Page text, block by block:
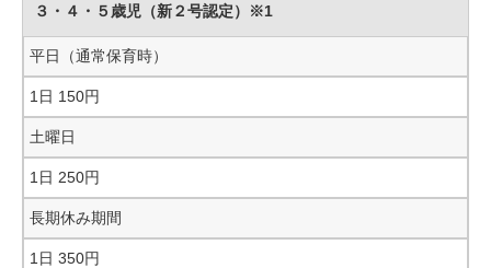
３・４・５歳児（新２号認定）※1
平日（通常保育時）
1日 150円
土曜日
1日 250円
長期休み期間
1日 350円